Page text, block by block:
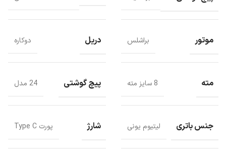
دارد که می تواند به صورت تدریجی یا با چرخش سریع از طریق چرخ دنده
موتور براشلس دریل دوکاره
مته 8 سایز مته پیچ گوشتی 24 مدل
جنس باتری لیتیوم یونی شارژ پورت Type C